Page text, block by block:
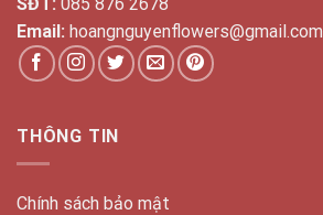
Email: hoangnguyenflowers@gmail.com
THÔNG TIN
Chính sách bảo mật